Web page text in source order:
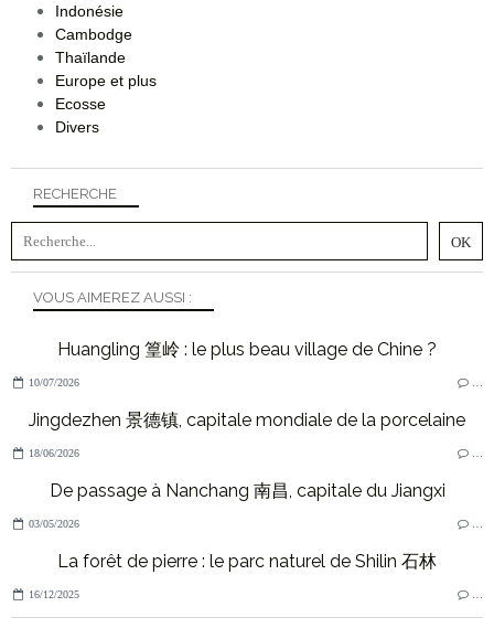
RECHERCHE
VOUS AIMEREZ AUSSI :
Huangling 篁岭 : le plus beau village de Chine ?
10/07/2026
Jingdezhen 景德镇, capitale mondiale de la porcelaine
18/06/2026
De passage à Nanchang 南昌, capitale du Jiangxi
03/05/2026
La forêt de pierre : le parc naturel de Shilin 石林
16/12/2025
Indonésie
Cambodge
Thaïlande
Europe et plus
Ecosse
Divers